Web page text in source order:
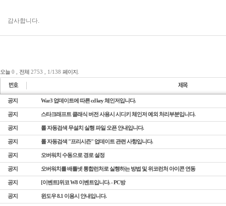
감사합니다.
오늘 0 , 전체 2753 , 1/138 페이지
공지 War3 업데이트에 따른 cd key 체인저입니다.
공지 스타크래프트 클래식 버전 사용시 시디키 체인저 예외 처리부분입니다.
공지 롤 자동검색 무설치 실행 파일 오픈 안내입니다.
공지 롤 자동검색 "프리시즌" 업데이트 관련 사항입니다.
공지 오버워치 수동으로 경로 설정
공지 오버워치를 배틀넷 통합런처로 실행하는 방법 및 위코런처 아이콘 연동
공지 [이벤트]위코 W8 이벤트입니다. - PC방
공지 윈도우 8.1 이용시 안내입니다.